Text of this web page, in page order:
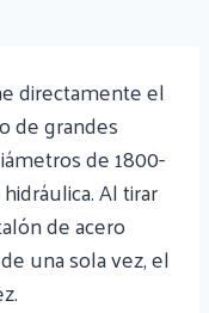
directamente el
de grandes
de 1800-
Al tirar
de acero
una sola vez, el